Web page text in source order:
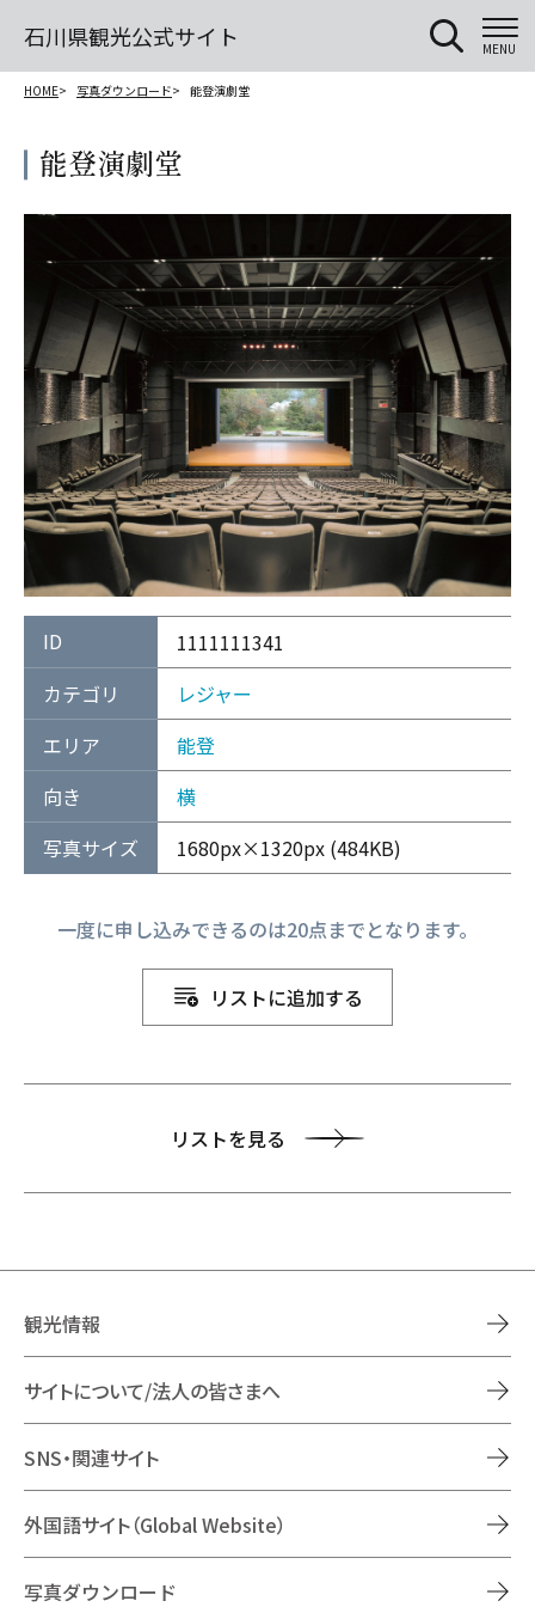
石川県観光公式サイト MENU
HOME 写真ダウンロード 能登演劇堂
能登演劇堂
ID
1111111341
カテゴリ
レジャー
エリア
能登
向き
横
写真サイズ
1680px×1320px (484KB)
一度に申し込みできるのは20点までとなります。
リストに追加する
リストを見る
観光情報
サイトについて/法人の皆さまへ
SNS・関連サイト
外国語サイト（Global Website）
写真ダウンロード